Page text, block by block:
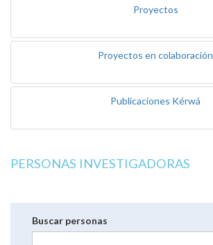
Proyectos
Proyectos en colaboración
Publicaciones Kérwá
PERSONAS INVESTIGADORAS
Buscar personas